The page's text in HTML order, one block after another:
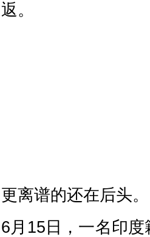
返。
更离谱的还在后头。
6月15日，一名印